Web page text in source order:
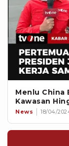
Menlu China
Kawasan
News 18/04/